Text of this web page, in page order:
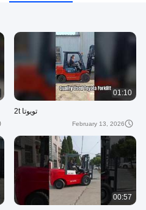
01:10
تويوتا 2t
February 13, 2026
00:57